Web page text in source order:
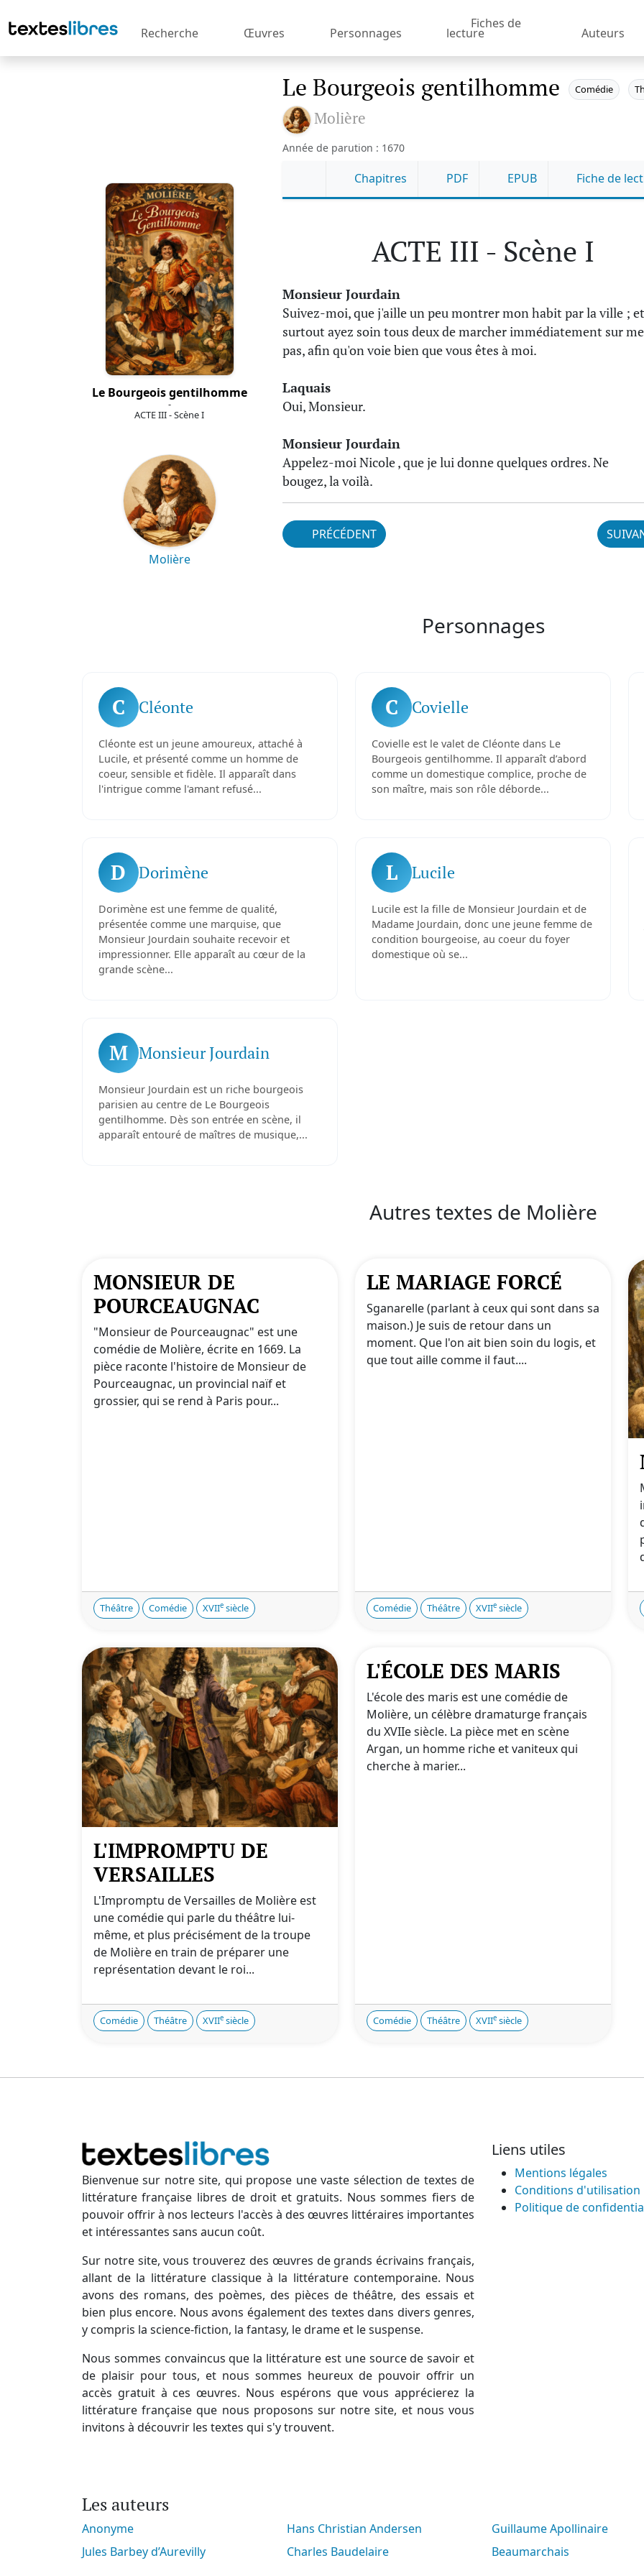
Recherche Œuvres Personnages
Fiches de
lecture Auteurs
Le Bourgeois gentilhomme
-
ACTE III - Scène I
Molière
Le Bourgeois gentilhomme Comédie
Molière
Année de parution : 1670
Chapitres PDF EPUB Fiche de
ACTE III - Scène I
Monsieur Jourdain
Suivez-moi, que j'aille un peu montrer mon habit par la ville ; et
surtout ayez soin tous deux de marcher immédiatement sur
pas, afin qu'on voie bien que vous êtes à moi.
Laquais
Oui, Monsieur.
Monsieur Jourdain
Appelez-moi Nicole , que je lui donne quelques ordres. Ne
bougez, la voilà.
PRÉCÉDENT
Personnages
C Cléonte
Cléonte est un jeune amoureux, attaché à
Lucile, et présenté comme un homme de
coeur, sensible et fidèle. Il apparaît dans
l'intrigue comme l'amant refusé...
C Covielle
Covielle est le valet de Cléonte dans Le
Bourgeois gentilhomme. Il apparaît d’abord
comme un domestique complice, proche de
son maître, mais son rôle déborde...
D Dorimène
Dorimène est une femme de qualité,
présentée comme une marquise, que
Monsieur Jourdain souhaite recevoir et
impressionner. Elle apparaît au cœur de la
grande scène...
L Lucile
Lucile est la fille de Monsieur Jourdain et de
Madame Jourdain, donc une jeune femme de
condition bourgeoise, au coeur du foyer
domestique où se...
M Monsieur Jourdain
Monsieur Jourdain est un riche bourgeois
parisien au centre de Le Bourgeois
gentilhomme. Dès son entrée en scène, il
apparaît entouré de maîtres de musique,...
Autres textes de Molière
MONSIEUR DE
POURCEAUGNAC
"Monsieur de Pourceaugnac" est une
comédie de Molière, écrite en 1669. La
pièce raconte l'histoire de Monsieur de
Pourceaugnac, un provincial naïf et
grossier, qui se rend à Paris pour...
Théâtre Comédie XVIIe siècle
LE MARIAGE FORCÉ
Sganarelle (parlant à ceux qui sont dans sa
maison.) Je suis de retour dans un
moment. Que l'on ait bien soin du logis, et
que tout aille comme il faut....
Comédie Théâtre XVIIe siècle
L'IMPROMPTU DE
VERSAILLES
L'Impromptu de Versailles de Molière est
une comédie qui parle du théâtre lui-
même, et plus précisément de la troupe
de Molière en train de préparer une
représentation devant le roi...
Comédie Théâtre XVIIe siècle
L'ÉCOLE DES MARIS
L'école des maris est une comédie de
Molière, un célèbre dramaturge français
du XVIIe siècle. La pièce met en scène
Argan, un homme riche et vaniteux qui
cherche à marier...
Comédie Théâtre XVIIe siècle
Bienvenue sur notre site, qui propose une vaste sélection de textes de
littérature française libres de droit et gratuits. Nous sommes fiers de
pouvoir offrir à nos lecteurs l'accès à des œuvres littéraires importantes
et intéressantes sans aucun coût.
Sur notre site, vous trouverez des œuvres de grands écrivains français,
allant de la littérature classique à la littérature contemporaine. Nous
avons des romans, des poèmes, des pièces de théâtre, des essais et
bien plus encore. Nous avons également des textes dans divers genres,
y compris la science-fiction, la fantasy, le drame et le suspense.
Nous sommes convaincus que la littérature est une source de savoir et
de plaisir pour tous, et nous sommes heureux de pouvoir offrir un
accès gratuit à ces œuvres. Nous espérons que vous apprécierez la
littérature française que nous proposons sur notre site, et nous vous
invitons à découvrir les textes qui s'y trouvent.
Liens utiles
Mentions légales
Conditions d'utilisation
Politique de
Les auteurs
Anonyme Hans Christian Andersen
Guillaume Apollinaire
Jules Barbey d’Aurevilly
Charles Baudelaire Beaumarchais